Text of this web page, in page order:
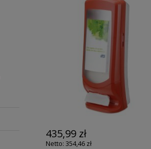
435,99 zł
354,46 zł